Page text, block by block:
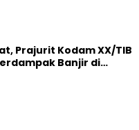
Prajurit Kodam XX/TIB
Banjir di